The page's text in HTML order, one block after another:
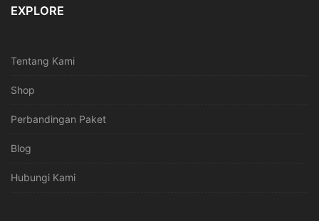
EXPLORE
Tentang Kami
Shop
Perbandingan Paket
Blog
Hubungi Kami